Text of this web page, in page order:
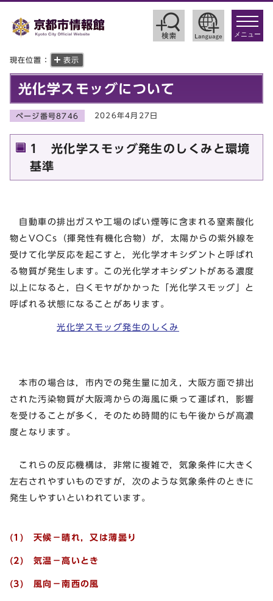
toggle
メニュー
現在位置： 表示
光化学スモッグについて
ページ番号8746 2026年4月27日
1 光化学スモッグ発生のしくみと環境
基準
自動車の排出ガスや工場のばい煙等に含まれる窒素酸化
物とVOCs（揮発性有機化合物）が，太陽からの紫外線を
受けて化学反応を起こすと，光化学オキシダントと呼ばれ
る物質が発生します。この光化学オキシダントがある濃度
以上になると，白くモヤがかかった「光化学スモッグ」と
呼ばれる状態になることがあります。
光化学スモッグ発生のしくみ
本市の場合は，市内での発生量に加え，大阪方面で排出
された汚染物質が大阪湾からの海風に乗って運ばれ，影響
を受けることが多く，そのため時間的にも午後からが高濃
度となります。
これらの反応機構は，非常に複雑で，気象条件に大きく
左右されやすいものですが，次のような気象条件のときに
発生しやすいといわれています。
(1) 天候－晴れ，又は薄曇り
(2) 気温－高いとき
(3) 風向－南西の風